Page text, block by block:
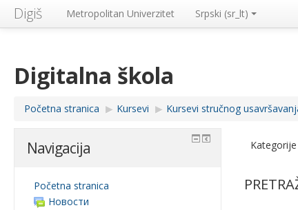
Digiš Metropolitan Univerzitet Srpski ‎(sr_lt)‎
Digitalna škola
Početna stranica ▶︎ Kursevi ▶︎ Kursevi stručnog
Navigacija
Početna stranica
Новости